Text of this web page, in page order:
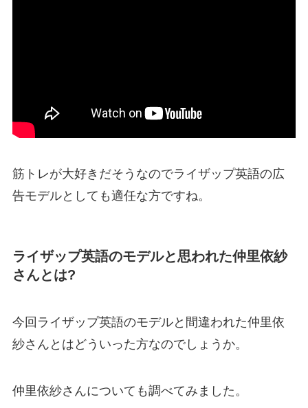
筋トレが大好きだそうなのでライザップ英語の広
告モデルとしても適任な方ですね。
ライザップ英語のモデルと思われた仲里依紗
さんとは?
今回ライザップ英語のモデルと間違われた仲里依
紗さんとはどういった方なのでしょうか。
仲里依紗さんについても調べてみました。